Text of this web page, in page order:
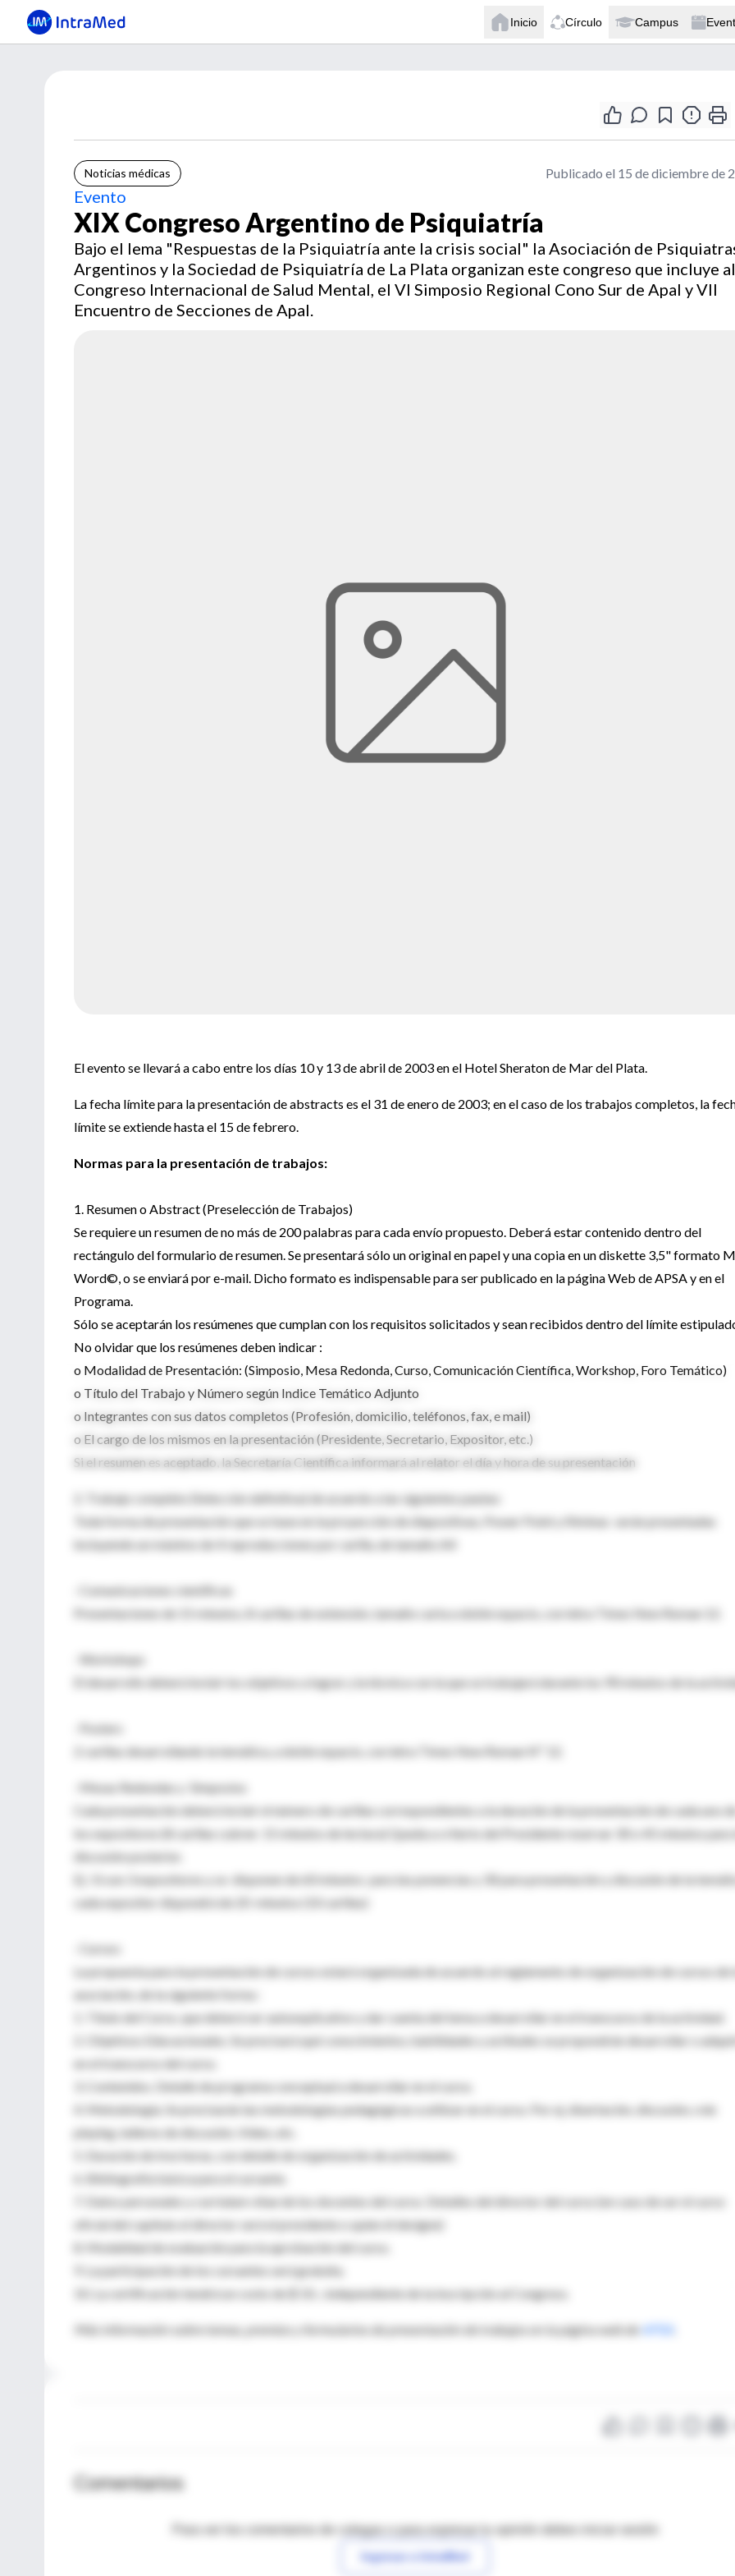
Inicio Círculo Campus
Noticias médicas Publicado el 15 de diciembre de
Evento
XIX Congreso Argentino de Psiquiatría
Bajo el lema "Respuestas de la Psiquiatría ante la crisis social" la Asociación de
Argentinos y la Sociedad de Psiquiatría de La Plata organizan este congreso que incluye
Congreso Internacional de Salud Mental, el VI Simposio Regional Cono Sur de Apal y VII
Encuentro de Secciones de Apal.
El evento se llevará a cabo entre los días 10 y 13 de abril de 2003 en el Hotel Sheraton de Mar del Plata.
La fecha límite para la presentación de abstracts es el 31 de enero de 2003; en el caso de los trabajos completos, la
límite se extiende hasta el 15 de febrero.
Normas para la presentación de trabajos:
1. Resumen o Abstract (Preselección de Trabajos)
Se requiere un resumen de no más de 200 palabras para cada envío propuesto. Deberá estar contenido dentro del
rectángulo del formulario de resumen. Se presentará sólo un original en papel y una copia en un diskette 3,5" formato
Word©, o se enviará por e-mail. Dicho formato es indispensable para ser publicado en la página Web de APSA y en el
Programa.
Sólo se aceptarán los resúmenes que cumplan con los requisitos solicitados y sean recibidos dentro del límite
No olvidar que los resúmenes deben indicar :
o Modalidad de Presentación: (Simposio, Mesa Redonda, Curso, Comunicación Científica, Workshop, Foro Temático)
o Título del Trabajo y Número según Indice Temático Adjunto
o Integrantes con sus datos completos (Profesión, domicilio, teléfonos, fax, e mail)
o El cargo de los mismos en la presentación (Presidente, Secretario, Expositor, etc.)
Si el resumen es aceptado, la Secretaría Científica informará al relator el día y hora de su presentación
2. Trabajo completo (Selección definitiva) de acuerdo a las siguientes pautas:
Toda forma de presentación que se base en la proyección de diapositivas, Power Point y filminas serán presentadas
incluyendo un máximo de 4 reproducciones por carilla, de tamaño A4
· Comunicaciones científicas
Presentaciones de 15 minutos, 8 carillas de extensión, tamaño carta a doble espacio, con letra Times New Roman 12.
· Workshops
El desarrollo deberá incluir los objetivos a lograr y la técnica con la que se trabajará durante los 90 minutos de la
· Posters
2 carillas desarrollando la temática, a doble espacio, con letra Times New Roman Nº 12.
· Mesas Redondas y Simposios
Cada presentación deberá incluir el número de carillas correspondientes a la duración de la presentación de cada uno
los expositores (8 carillas cubren 15 minutos de lectura) Queda a criterio del Presidente reservar 30 o 45 minutos para
discusión posterior.
Ej : Si son 3 expositores y se disponen de 60 minutos para las ponencias y 30 para presentación y discusión de la
cada expositor dispondrá de 20 minutos (10 carillas)
· Cursos:
La propuesta para la presentación de cursos estará organizada de acuerdo al reglamento de organización de cursos de
asociación, de la siguiente forma :
1. Título del Curso, que deberá ser autoexplicativo y dar cuenta del tema a desarrollar en el transcurso de la actividad.
2. Objetivos Educacionales. Se precisará qué conocimientos, habilidades y actitudes se propondrán desarrollar o
en el transcurso del curso.
3. Contenidos. Detalle de programa conceptual a desarrollar en el curso.
4. Metodología. Se precisarán las metodologías pedagógicas a utilizar en el curso. Por ej. disertación, discusión, role
playing, talleres de discusión, Video, etc.
5. Duración de tres horas, con detalle de organización de actividades.
6. Bibliografía básica para el cursante.
7. Datos personales y curriulum vitae de los docentes del curso. Detalles del director del curso (en caso de ser el curso
oficial del capítulo el director será el presidente o quien él designe)
8. Modalidad de evaluación para la aprobación del curso.
9. La participación de los cursantes será gratuita.
10. La certificación tendrá un costo de $ 10.-, independiente de la inscripción al Congreso.
Más información sobre temas, premios y formularios de presentación de trabajos en la página web de APSA
Comentarios
Para ver los comentarios de colegas o para expresar tu opinión debes iniciar sesión
Ingresar a IntraMed